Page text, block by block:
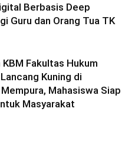
Berbasis Deep
Guru dan Orang Tua TK
Fakultas Hukum
Kuning di
Mahasiswa Siap
Masyarakat